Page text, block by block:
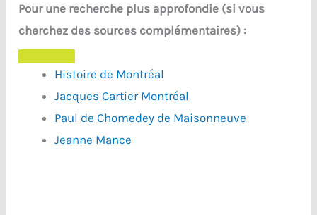
Pour une recherche plus approfondie (si vous
cherchez des sources complémentaires) :
Histoire de Montréal
Jacques Cartier Montréal
Paul de Chomedey de Maisonneuve
Jeanne Mance